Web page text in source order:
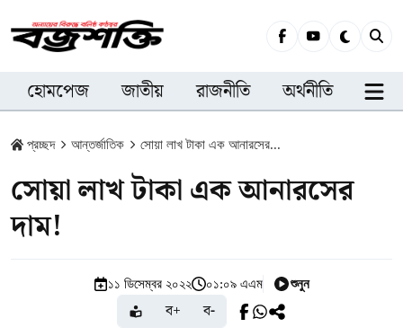
হোমপেজ জাতীয় রাজনীতি অর্থনীতি
প্রচ্ছদ আন্তর্জাতিক সোয়া লাখ টাকা এক আনারসের...
সোয়া লাখ টাকা এক আনারসের
দাম!
১১ ডিসেম্বর ২০২২ ০১:০৯ এএম শুনুন
ব+ ব-